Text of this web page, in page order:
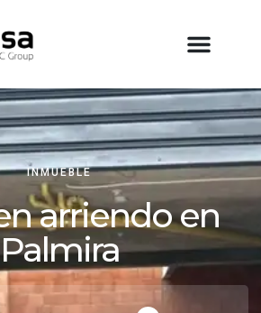
INMUEBLE
arriendo en
Palmira